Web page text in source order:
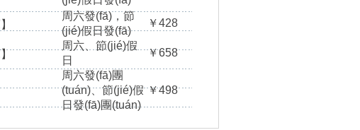
周六發(fā)，節
(jié)假日發(fā)
￥428
周六、節(jié)假
日
￥658
周六發(fā)團
(tuán)、節(jié)假
日發(fā)團(tuán)
￥498